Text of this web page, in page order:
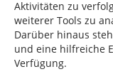
Aktivitäten zu
weiterer Tools zu
Darüber hinaus
und eine hilfreiche
Verfügung.